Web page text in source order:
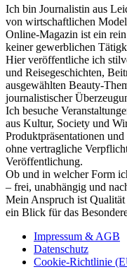
Ich bin Journalistin aus
von wirtschaftlichen
Online-Magazin ist ein
keiner gewerblichen
Hier veröffentliche ich
und Reisegeschichten,
ausgewählten Beauty-
journalistischer
Ich besuche
aus Kultur, Society und
Produktpräsentationen
ohne vertragliche
Veröffentlichung.
Ob und in welcher Form
– frei, unabhängig und
Mein Anspruch ist
ein Blick für das
Impressum & AGB
Datenschutz
Cookie-Richtlinie